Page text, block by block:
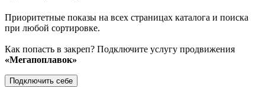
Приоритетные показы на всех страницах каталога и поиска
при любой сортировке.
Как попасть в закреп? Подключите услугу продвижения
«Мегапоплавок»
Подключить себе